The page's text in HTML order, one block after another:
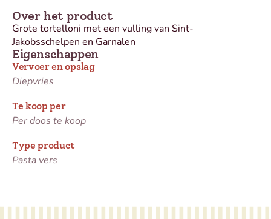
Eigenschappen
Vervoer en opslag
Diepvries
Te koop per
Per doos te koop
Type product
Pasta vers
Over het product
Grote tortelloni met een vulling van Sint-
Jakobsschelpen en Garnalen